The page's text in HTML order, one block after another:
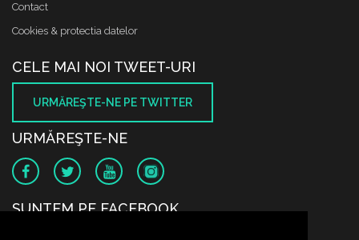
Contact
Cookies & protectia datelor
CELE MAI NOI TWEET-URI
URMĂREŞTE-NE PE TWITTER
URMĂREŞTE-NE
SUNTEM PE FACEBOOK